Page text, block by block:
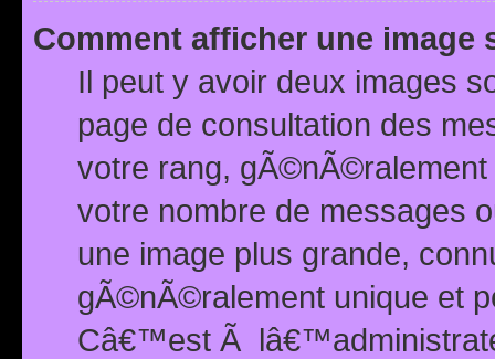
Comment afficher une image
Il peut y avoir deux images
page de consultation des
votre rang,
votre nombre de messages
une image plus grande,
gÃ©nÃ©ralement unique et
Câ€™est Ã